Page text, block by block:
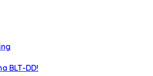
BLT-DD!